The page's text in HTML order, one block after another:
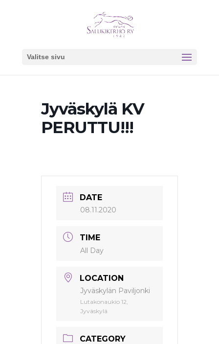
Valitse sivu
Jyväskylä KV
PERUTTU!!!
DATE
08.11.2020
TIME
All Day
LOCATION
Jyväskylän Paviljonki
Lutakonaukio 12,
Jyväskylä
CATEGORY